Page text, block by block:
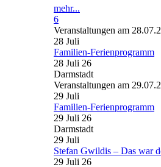
mehr...
6
Veranstaltungen am
28 Juli
Familien-Ferienprogramm
28 Juli 26
Darmstadt
Veranstaltungen am
29 Juli
Familien-Ferienprogramm
29 Juli 26
Darmstadt
29 Juli
Stefan Gwildis – Das war
29 Juli 26